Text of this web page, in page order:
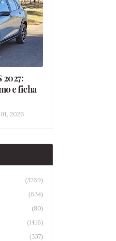
2027:
e ficha
2026
(3769)
(634)
(80)
(1416)
(337)